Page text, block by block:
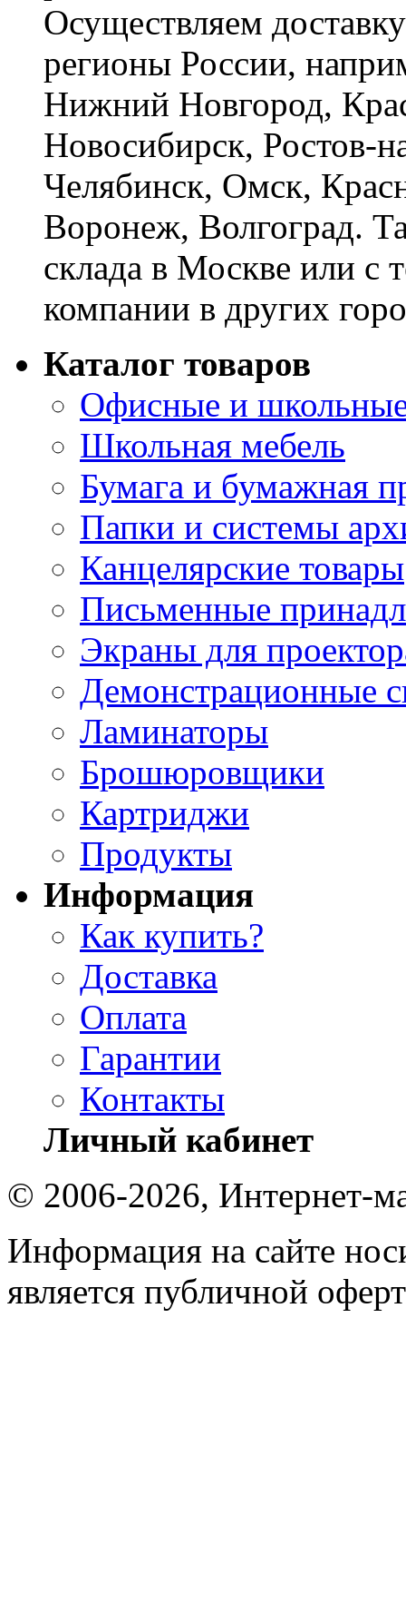
Осуществляем
регионы России,
Нижний Новгород,
Новосибирск, Ростов-
Челябинск, Омск,
Воронеж, Волгоград.
склада в Москве или с
компании в других
Каталог товаров
Офисные и
Школьная мебель
Бумага и бумажная
Папки и системы
Канцелярские товары
Письменные
Экраны для
Демонстрационные
Ламинаторы
Брошюровщики
Картриджи
Продукты
Информация
Как купить?
Доставка
Оплата
Гарантии
Контакты
Личный кабинет
© 2006-2026, Интернет-
Информация на сайте
является публичной